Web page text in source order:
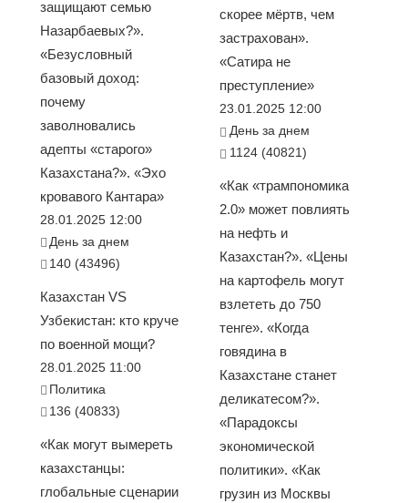
защищают семью
Назарбаевых?».
«Безусловный
базовый доход:
почему
заволновались
адепты «старого»
Казахстана?». «Эхо
кровавого Кантара»
28.01.2025 12:00
День за днем
140 (43496)
Казахстан VS
Узбекистан: кто круче
по военной мощи?
28.01.2025 11:00
Политика
136 (40833)
«Как могут вымереть
казахстанцы:
глобальные сценарии
скорее мёртв, чем
застрахован».
«Сатира не
преступление»
23.01.2025 12:00
День за днем
1124 (40821)
«Как «трампономика
2.0» может повлиять
на нефть и
Казахстан?». «Цены
на картофель могут
взлететь до 750
тенге». «Когда
говядина в
Казахстане станет
деликатесом?».
«Парадоксы
экономической
политики». «Как
грузин из Москвы